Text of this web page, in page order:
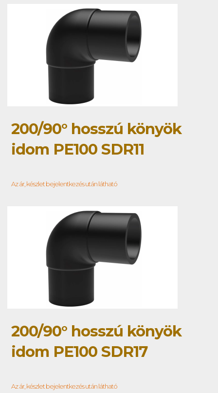
200/90° hosszú könyök
idom PE100 SDR11
Az ár, készlet bejelentkezés után látható
200/90° hosszú könyök
idom PE100 SDR17
Az ár, készlet bejelentkezés után látható